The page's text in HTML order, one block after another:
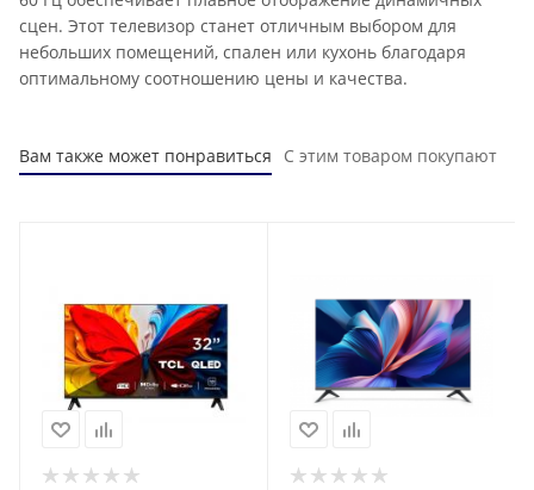
сцен. Этот телевизор станет отличным выбором для
небольших помещений, спален или кухонь благодаря
оптимальному соотношению цены и качества.
Вам также может понравиться С этим товаром покупают